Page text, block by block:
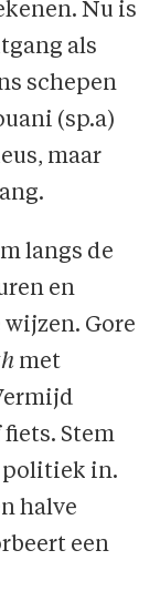
Nu is
als
schepen
(sp.a)
maar
langs de
en
Gore
met
Stem
politiek in.
halve
een